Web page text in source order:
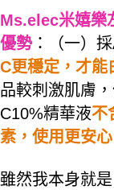
Ms.elec米嬉樂
優勢：（一）
C更穩定，才能
品較刺激肌膚
C10%精華液不
素，使用更安心
雖然我本身就